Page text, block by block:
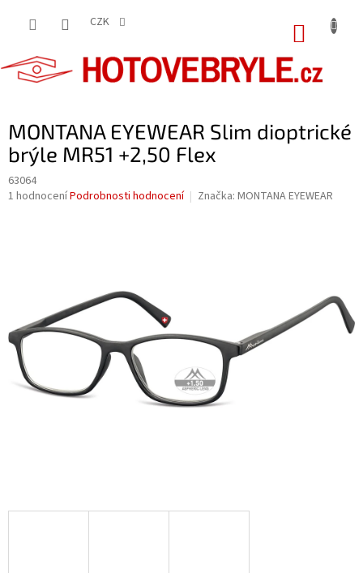
CZK
MONTANA EYEWEAR Slim dioptrické
brýle MR51 +2,50 Flex
63064
Průměrné
1 hodnoceníPodrobnosti hodnocení Značka: MONTANA EYEWEAR